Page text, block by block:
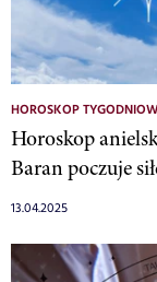
HOROSKOP
Horoskop
Baran poczuje
13.04.2025